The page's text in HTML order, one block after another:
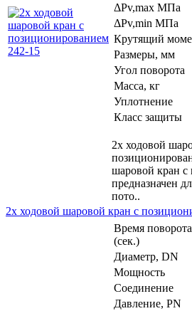
ΔPv,maх МПа
ΔPv,min МПа
Крутящий
Размеры, мм
Угол поворота
Масса, кг
Уплотнение
Класс защиты
2х ходовой
шаровой кран с
предназначен
пото..
2х ходовой шаровой кран с
Время
(сек.)
Диаметр, DN
Мощность
Соединение
Давление, PN